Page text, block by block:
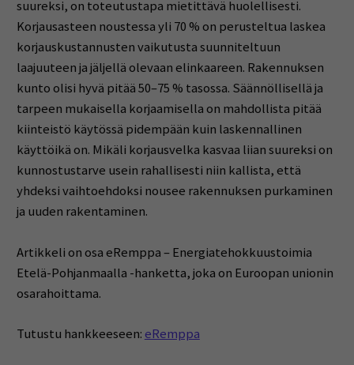
suureksi, on toteutustapa mietittävä huolellisesti.
Korjausasteen noustessa yli 70 % on perusteltua laskea
korjauskustannusten vaikutusta suunniteltuun
laajuuteen ja jäljellä olevaan elinkaareen. Rakennuksen
kunto olisi hyvä pitää 50–75 % tasossa. Säännöllisellä ja
tarpeen mukaisella korjaamisella on mahdollista pitää
kiinteistö käytössä pidempään kuin laskennallinen
käyttöikä on. Mikäli korjausvelka kasvaa liian suureksi on
kunnostustarve usein rahallisesti niin kallista, että
yhdeksi vaihtoehdoksi nousee rakennuksen purkaminen
ja uuden rakentaminen.
Artikkeli on osa eRemppa – Energiatehokkuustoimia
Etelä-Pohjanmaalla -hanketta, joka on Euroopan unionin
osarahoittama.
Tutustu hankkeeseen: eRemppa